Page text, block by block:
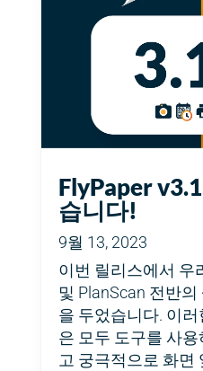
FlyPaper
습니다!
9월 13, 2023
이번 릴리스에서 우
및 PlanScan 전반
을 두었습니다. 이
은 모두 도구를 사
고 궁극적으로 화면